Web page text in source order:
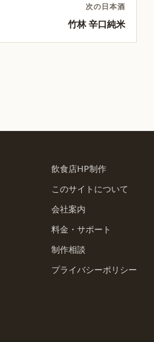
次の日本酒
竹林 辛口純米
飲食店HP制作
このサイトについて
会社案内
料金・サポート
制作相談
プライバシーポリシー